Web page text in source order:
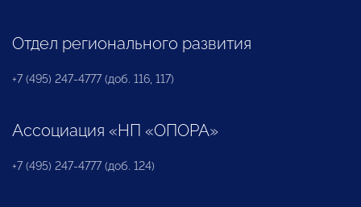
Отдел регионального развития
+7 (495) 247-4777 (доб. 116, 117)
Ассоциация «НП «ОПОРА»
+7 (495) 247-4777 (доб. 124)